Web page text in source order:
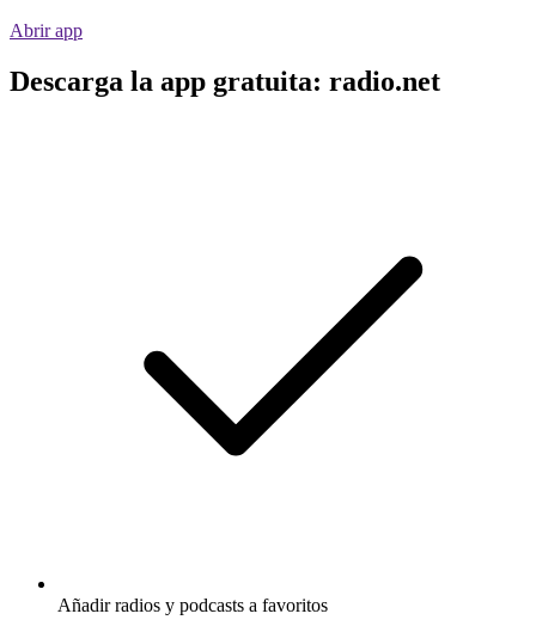
Abrir app
Descarga la app gratuita: radio.net
Añadir radios y podcasts a favoritos